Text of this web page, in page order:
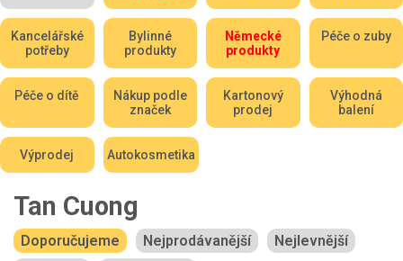
Kancelářské
potřeby
Bylinné
produkty
Německé
produkty
Péče o zuby
Péče o dítě
Nákup podle
značek
Kartonový
prodej
Výhodná
balení
Výprodej Autokosmetika
Tan Cuong
Doporučujeme Nejprodávanější
Nejlevnější